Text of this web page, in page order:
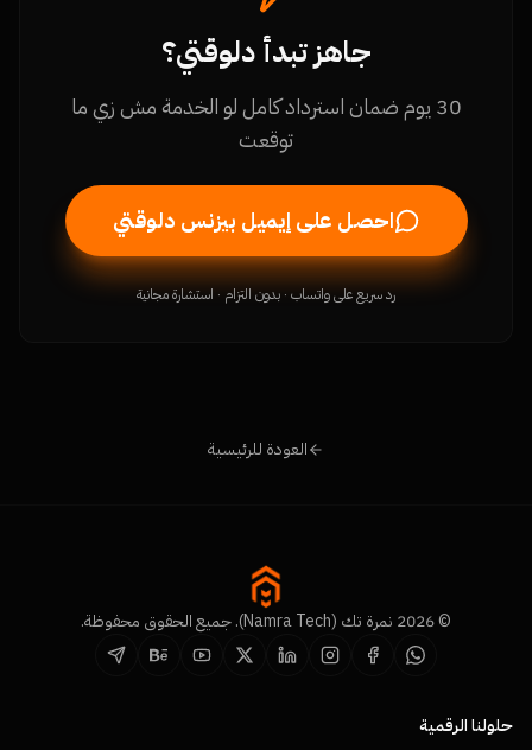
جاهز تبدأ دلوقتي؟
30 يوم ضمان استرداد كامل لو الخدمة مش زي ما
توقعت
احصل على إيميل بيزنس دلوقتي
رد سريع على واتساب · بدون التزام · استشارة مجانية
العودة للرئيسية
© 2026 نمرة تك (Namra Tech). جميع الحقوق محفوظة.
حلولنا الرقمية